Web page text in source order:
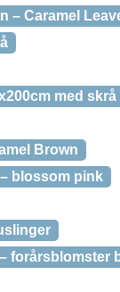
– Caramel
med
Brown
blossom pink
forårsblomster